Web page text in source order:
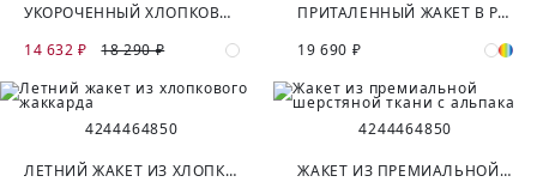
УКОРОЧЕННЫЙ ХЛОПКОВЫЙ ЖАКЕТ ИЗ БЕЛОГО ТВИДА
14 632 ₽
18 290 ₽
ПРИТАЛЕННЫЙ ЖАКЕТ В РАЗНОЦВЕТНУЮ ПОЛОСКУ
19 690 ₽
4244464850
ЛЕТНИЙ ЖАКЕТ ИЗ ХЛОПКОВОГО ЖАККАРДА
4244464850
ЖАКЕТ ИЗ ПРЕМИАЛЬНОЙ ШЕРСТЯНОЙ ТКАНИ С АЛЬПАКА